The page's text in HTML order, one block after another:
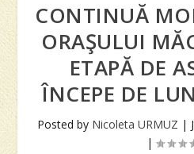
CONTINUĂ
ORAŞULUI
ETAPĂ DE
ÎNCEPE DE
Posted by Nicoleta URMUZ |
|